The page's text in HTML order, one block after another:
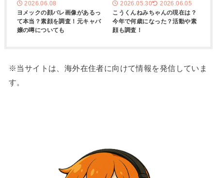
2026.06.08
ヨメックの顔バレ画像があるっ
て本当？素顔を調査！元キャバ
嬢の噂についても
2026.05.30 2026.06.05
こうくんねみちゃんの現在は？
今年で何歳になった？活動や素
顔も調査！
※当サイトは、海外在住者に向けて情報を発信していま
す。